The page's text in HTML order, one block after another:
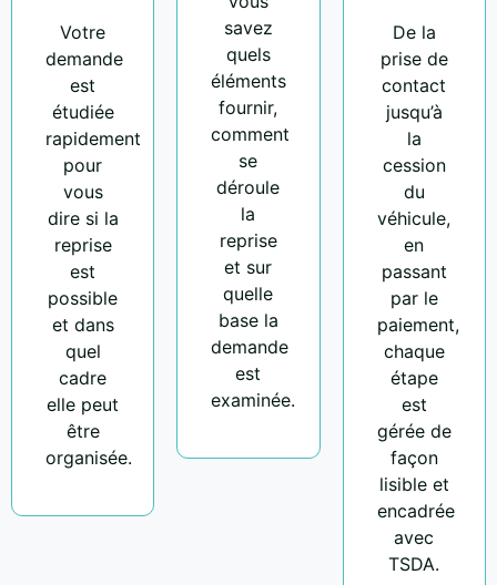
Votre
demande
est
étudiée
rapidement
pour
vous
dire si la
reprise
est
possible
et dans
quel
cadre
elle peut
être
organisée.
savez
quels
éléments
fournir,
comment
se
déroule
la
reprise
et sur
quelle
base la
demande
est
examinée.
De la
prise de
contact
jusqu’à
la
cession
du
véhicule,
en
passant
par le
paiement,
chaque
étape
est
gérée de
façon
lisible et
encadrée
avec
TSDA.